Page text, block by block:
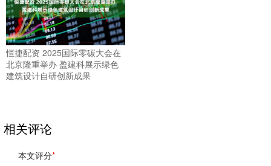
恒捷配资 2025国际零碳大会在
北京隆重举办 盈建科展示绿色
建筑设计自研创新成果
相关评论
本文评分*